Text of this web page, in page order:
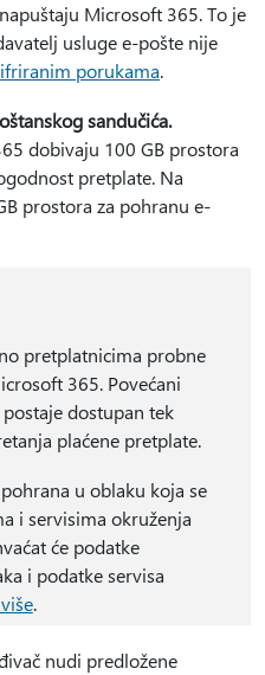
Microsoft 365. To je
usluge e-pošte nije
porukama.
sandučića.
dobivaju 100 GB prostora
pretplate. Na
prostora za pohranu e-
pretplatnicima probne
365. Povećani
dostupan tek
plaćene pretplate.
u oblaku koja se
i servisima okruženja
će podatke
i podatke servisa
.
nudi predložene